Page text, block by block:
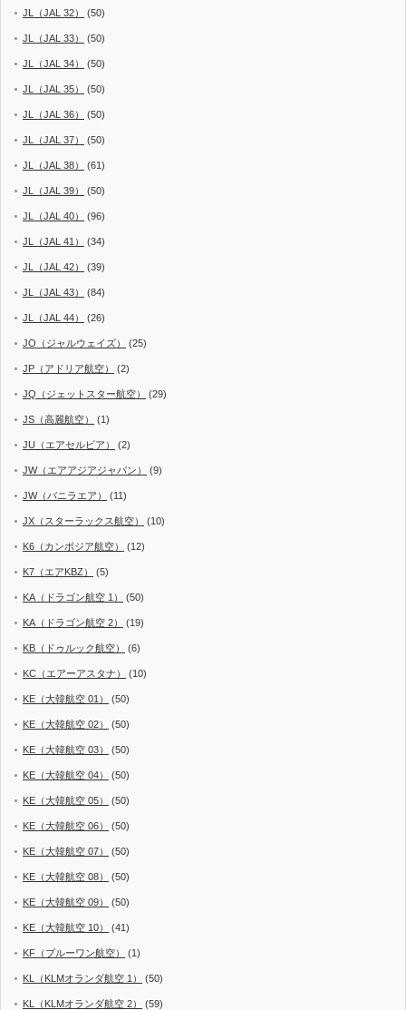
JL（JAL 32） (50)
JL（JAL 33） (50)
JL（JAL 34） (50)
JL（JAL 35） (50)
JL（JAL 36） (50)
JL（JAL 37） (50)
JL（JAL 38） (61)
JL（JAL 39） (50)
JL（JAL 40） (96)
JL（JAL 41） (34)
JL（JAL 42） (39)
JL（JAL 43） (84)
JL（JAL 44） (26)
JO（ジャルウェイズ） (25)
JP（アドリア航空） (2)
JQ（ジェットスター航空） (29)
JS（高麗航空） (1)
JU（エアセルビア） (2)
JW（エアアジアジャパン） (9)
JW（バニラエア） (11)
JX（スターラックス航空） (10)
K6（カンボジア航空） (12)
K7（エアKBZ） (5)
KA（ドラゴン航空 1） (50)
KA（ドラゴン航空 2） (19)
KB（ドゥルック航空） (6)
KC（エアーアスタナ） (10)
KE（大韓航空 01） (50)
KE（大韓航空 02） (50)
KE（大韓航空 03） (50)
KE（大韓航空 04） (50)
KE（大韓航空 05） (50)
KE（大韓航空 06） (50)
KE（大韓航空 07） (50)
KE（大韓航空 08） (50)
KE（大韓航空 09） (50)
KE（大韓航空 10） (41)
KF（ブルーワン航空） (1)
KL（KLMオランダ航空 1） (50)
KL（KLMオランダ航空 2） (59)